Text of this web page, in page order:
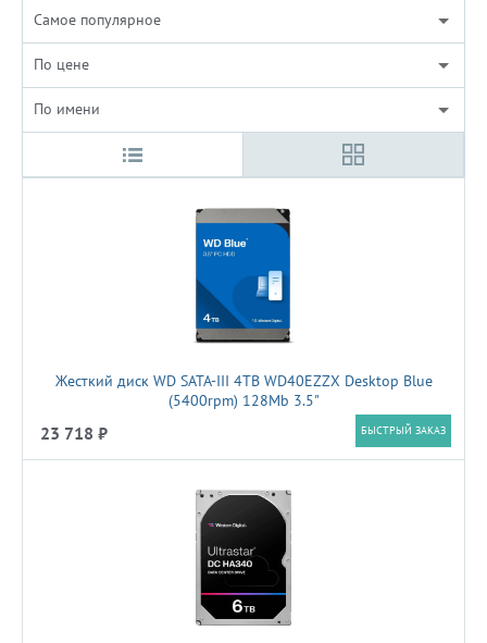
Cамое популярное
По цене
По имени
Жесткий диск WD SATA-III 4TB WD40EZZX Desktop Blue
(5400rpm) 128Mb 3.5"
23 718 ₽ БЫСТРЫЙ ЗАКАЗ